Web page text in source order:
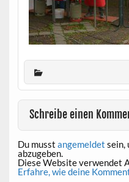
Schreibe einen
Du musst angemeldet sein,
abzugeben.
Diese Website verwendet
Erfahre, wie deine